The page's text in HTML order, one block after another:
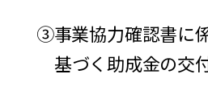
③事業協力確認書に
基づく助成金の交